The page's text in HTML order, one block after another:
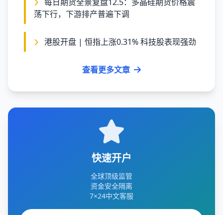
荡下行，下游排产普遍下调
港股开盘 | 恒指上涨0.31% 科技股表现强劲
查看更多文章
快速开户
全球顶级监管
资金安全隔离
7×24中文客服